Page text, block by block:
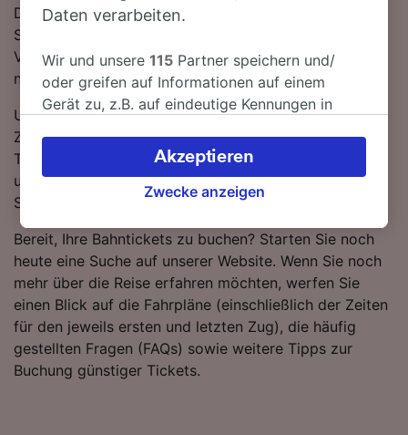
Direktverbindungen verfügbar sind. Nutzen Sie den
SNCB-Zug und fahren Sie mit den schnellsten
Verbindungen in nur 1 Stunde 4 Minuten von Lüttich
nach Bruxelles-Schuman.
Um Ihnen dabei behilflich zu sein, die besten
Zugangebote zu erhalten, heben wir die günstigsten
Tickets von Lüttich nach Bruxelles-Schuman in
unserem Reiseplaner hervor. Denken Sie daran, je eher
Sie buchen, desto mehr können Sie sparen!
Bereit, Ihre Bahntickets zu buchen? Starten Sie noch
heute eine Suche auf unserer Website. Wenn Sie noch
mehr über die Reise erfahren möchten, werfen Sie
einen Blick auf die Fahrpläne (einschließlich der Zeiten
für den jeweils ersten und letzten Zug), die häufig
gestellten Fragen (FAQs) sowie weitere Tipps zur
Buchung günstiger Tickets.
Daten verarbeiten.
Wir und unsere115 Partner speichern und/
oder greifen auf Informationen auf einem
Gerät zu, z.B. auf eindeutige Kennungen in
verarbeiten. Sie können Ihre Präferenzen
akzeptieren oder verwalten, einschließlich
Ihres Widerspruchsrechts bei berechtigtem
besuchen Sie jederzeit die Seite der
Datenschutzrichtlinie. Diese Präferenzen
werden unseren Partnern signalisiert und
haben keinen Einfluss auf Surfdaten. Ihre
Daten werden nicht für Tracking-Zwecke
verwendet, wenn Sie uns gebeten haben, Ihr
Surfverhalten nicht zu verfolgen.
Zwecke anzeigen
Akzeptieren